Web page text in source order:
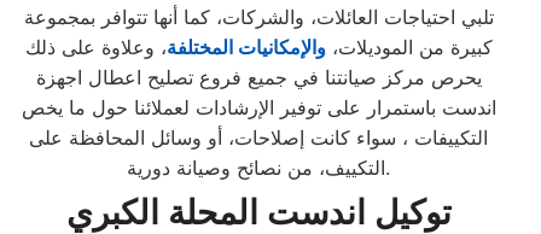
تلبي احتياجات العائلات، والشركات، كما أنها تتوافر بمجموعة
كبيرة من الموديلات،والإمكانيات المختلفة، وعلاوة على ذلك
يحرص مركز صيانتنا في جميع فروع تصليح اعطال اجهزة
اندست باستمرار على توفير الإرشادات لعملائنا حول ما يخص
التكييفات ، سواء كانت إصلاحات، أو وسائل المحافظة على
التكييف، من نصائح وصيانة دورية.
توكيل اندست المحلة الكبري